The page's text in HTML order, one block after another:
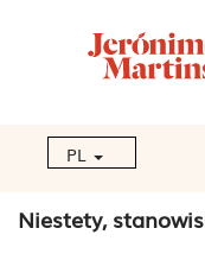
PL
Niestety,